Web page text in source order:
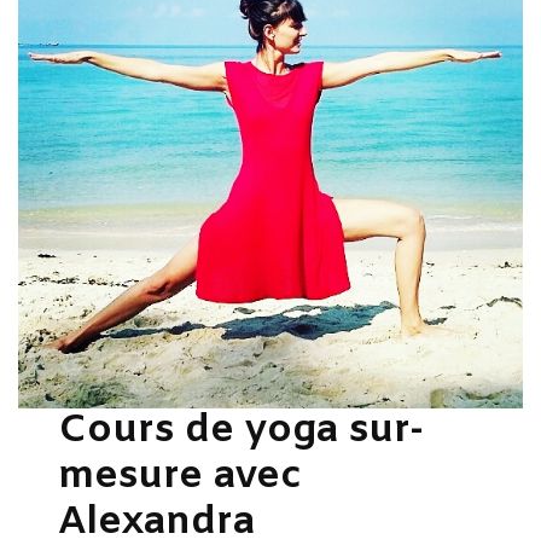
Cours de yoga sur-
mesure avec
Alexandra